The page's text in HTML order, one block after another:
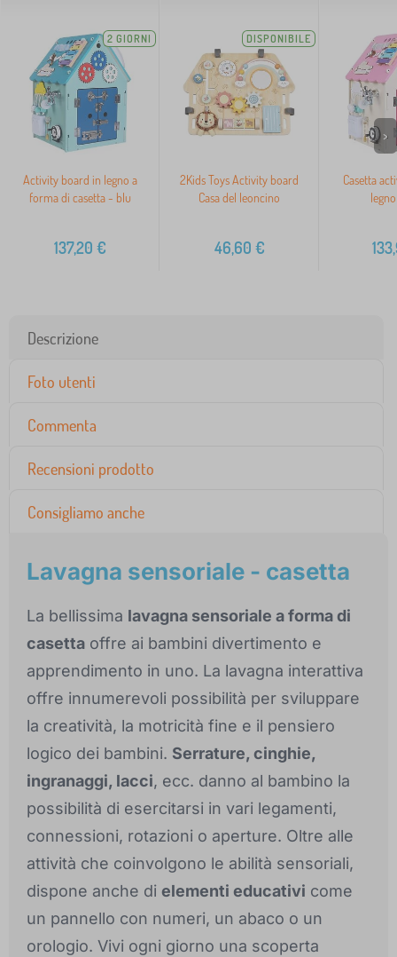
2 GIORNI
Activity board in legno a
forma di casetta - blu
137,20 €
DISPONIBILE
2Kids Toys Activity board
Casa del leoncino
46,60 €
Casetta
>
Descrizione
Foto utenti
Commenta
Recensioni prodotto
Consigliamo anche
Lavagna sensoriale - casetta
La bellissima lavagna sensoriale a forma di
casetta offre ai bambini divertimento e
apprendimento in uno. La lavagna interattiva
offre innumerevoli possibilità per sviluppare
la creatività, la motricità fine e il pensiero
logico dei bambini. Serrature, cinghie,
ingranaggi, lacci, ecc. danno al bambino la
possibilità di esercitarsi in vari legamenti,
connessioni, rotazioni o aperture. Oltre alle
attività che coinvolgono le abilità sensoriali,
dispone anche di elementi educativi come
un pannello con numeri, un abaco o un
orologio. Vivi ogni giorno una scoperta